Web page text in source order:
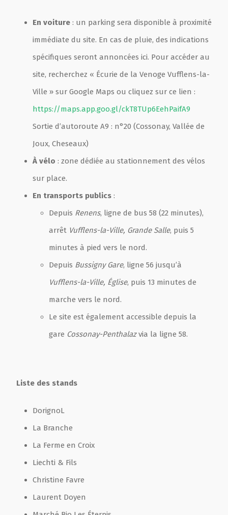
En voiture : un parking sera disponible à proximité
immédiate du site. En cas de pluie, des indications
spécifiques seront annoncées ici. Pour accéder au
site, recherchez « Écurie de la Venoge Vufflens-la-
Ville » sur Google Maps ou cliquez sur ce lien :
https://maps.app.goo.gl/ckT8TUp6EehPaifA9
Sortie d’autoroute A9 : n°20 (Cossonay, Vallée de
Joux, Cheseaux)
À vélo : zone dédiée au stationnement des vélos
sur place.
En transports publics :
Depuis Renens, ligne de bus 58 (22 minutes),
arrêt Vufflens-la-Ville, Grande Salle, puis 5
minutes à pied vers le nord.
Depuis Bussigny Gare, ligne 56 jusqu’à
Vufflens-la-Ville, Église, puis 13 minutes de
marche vers le nord.
Le site est également accessible depuis la
gare Cossonay-Penthalazvia la ligne 58.
Liste des stands
DorignoL
La Branche
La Ferme en Croix
Liechti & Fils
Christine Favre
Laurent Doyen